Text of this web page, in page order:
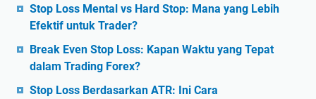
Stop Loss Mental vs Hard Stop: Mana yang Lebih
Efektif untuk Trader?
Break Even Stop Loss: Kapan Waktu yang Tepat
dalam Trading Forex?
Stop Loss Berdasarkan ATR: Ini Cara